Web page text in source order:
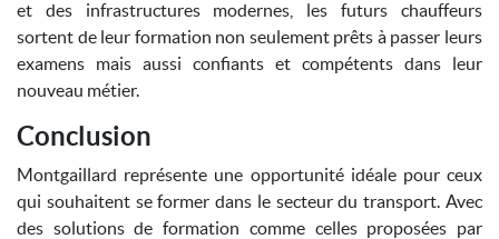
et des infrastructures modernes, les futurs chauffeurs
sortent de leur formation non seulement prêts à passer leurs
examens mais aussi confiants et compétents dans leur
nouveau métier.
Conclusion
Montgaillard représente une opportunité idéale pour ceux
qui souhaitent se former dans le secteur du transport. Avec
des solutions de formation comme celles proposées par